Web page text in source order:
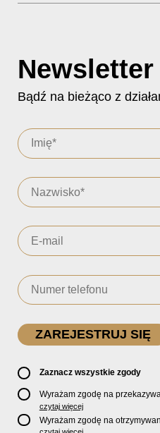
Newsletter
Bądź na bieżąco z
Zaznacz wszystkie zgody
Wyrażam zgodę na
pocztą e-mail, oficjalnego
promocjach, nowościach,
Store oraz serwisu
czytaj więcej
Wyrażam zgodę na